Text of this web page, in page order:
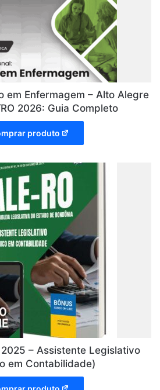
em Enfermagem – Alto Alegre
2026: Guia Completo
produto
– Assistente Legislativo
em Contabilidade)